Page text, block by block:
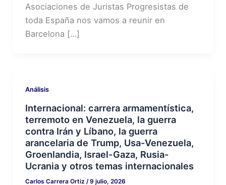
Asociaciones de Juristas Progresistas de
toda España nos vamos a reunir en
Barcelona […]
Análisis
Internacional: carrera armamentística,
terremoto en Venezuela, la guerra
contra Irán y Líbano, la guerra
arancelaria de Trump, Usa-Venezuela,
Groenlandia, Israel-Gaza, Rusia-
Ucrania y otros temas internacionales
Carlos Carrera Ortiz /9 julio, 2026